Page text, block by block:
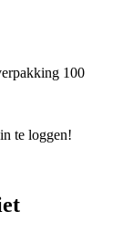
100
te loggen!